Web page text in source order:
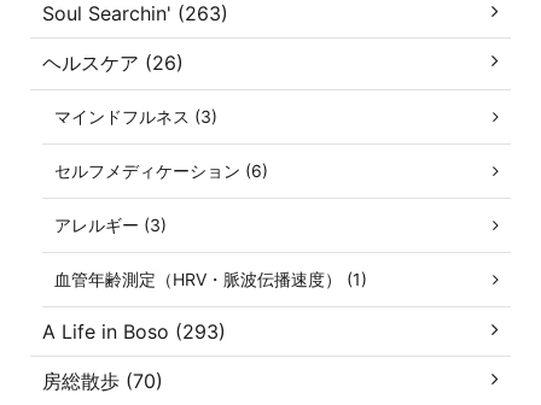
Soul Searchin' (263)
ヘルスケア (26)
マインドフルネス (3)
セルフメディケーション (6)
アレルギー (3)
血管年齢測定（HRV・脈波伝播速度） (1)
A Life in Boso (293)
房総散歩 (70)